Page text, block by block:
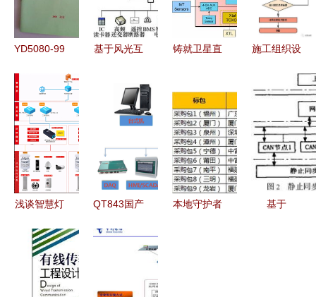
YD5080-99
信工程网管
系统设计暂
行规定在通
信工程设计
中的核心应
用分析
基于风光互
微电网的电
动汽车无线
程通信工程
设计方案
铸就卫星直
Dolphin
Design与
Orca公司
共创射频
SoC通信工
程设计新篇
施工组织设
通信工程的
设计要点与
实践指南
浅谈智慧灯
建设要求
QT843国产
在通信工程
实践
本地守护者
基于